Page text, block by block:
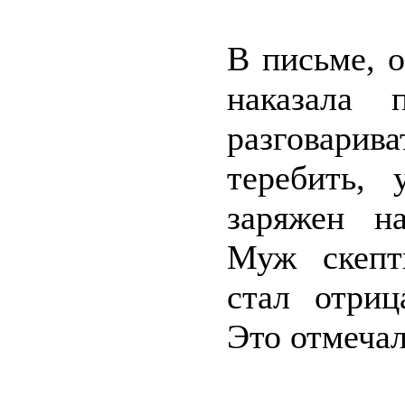
В письме,
теребить,
заряжен
Муж
стал
Это